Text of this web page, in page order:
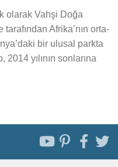
olarak Vahşi Doğa
Afrika’nın orta-
bir ulusal parkta
yılının sonlarına